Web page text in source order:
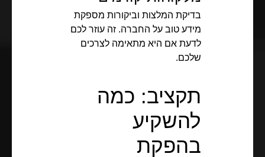
בדיקת המלצות וביקורות מספקת
מידע טוב על החברה. זה עוזר לכם
לדעת אם היא מתאימה לצרכים
שלכם.
תקציב: כמה
להשקיע
בהפקת